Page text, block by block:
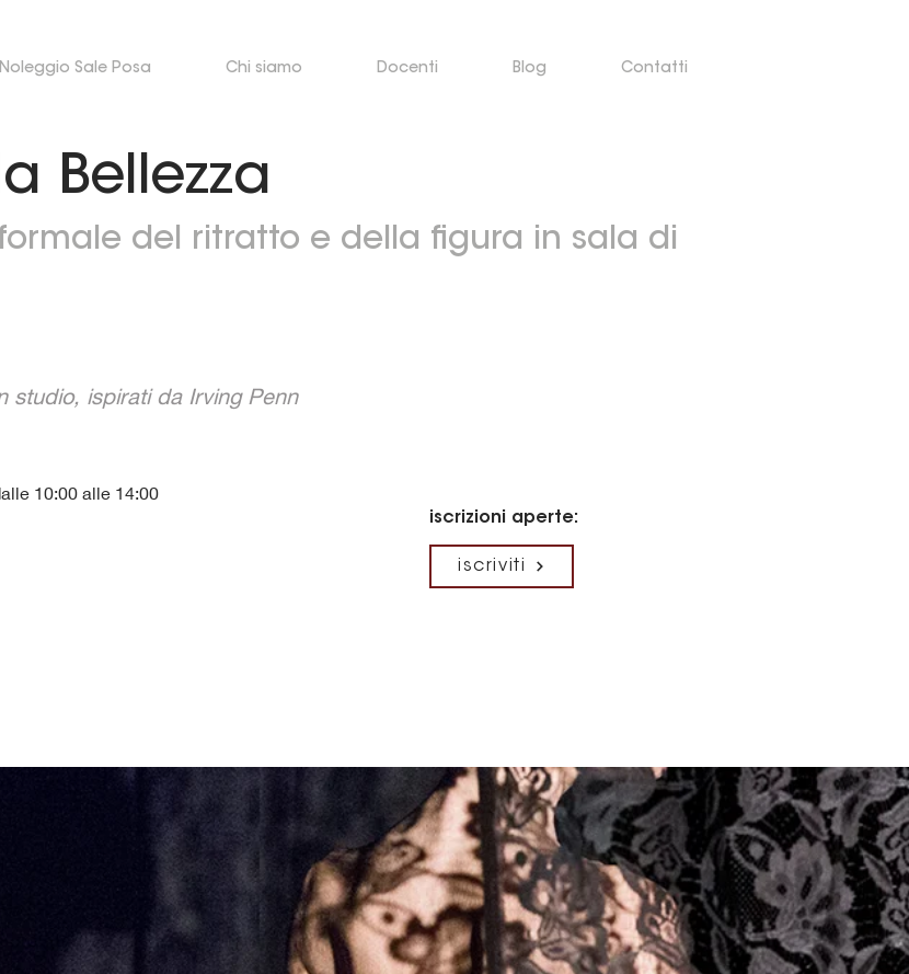
Noleggio Sale Posa Chi siamo Docenti Blog Contatti
Bellezza
del ritratto e della figura in sala di
studio, ispirati da Irving Penn
10:00 alle 14:00
iscrizioni aperte:
iscriviti